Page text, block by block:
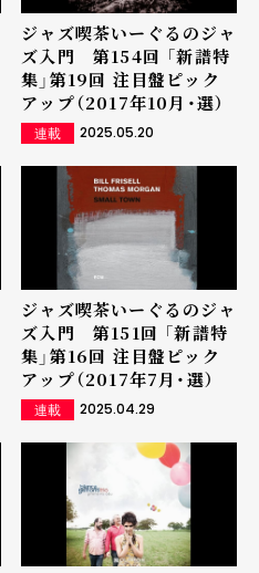
ジャズ喫茶いーぐるのジャ
ズ入門 第154回 「新譜特
集」第19回 注目盤ピック
アップ（2017年10月・選）
連載 2025.05.20
ジャズ喫茶いーぐるのジャ
ズ入門 第151回 「新譜特
集」第16回 注目盤ピック
アップ（2017年7月・選）
連載 2025.04.29